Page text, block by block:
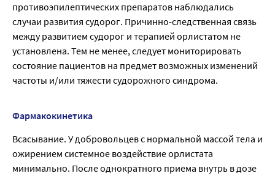
противоэпилептических препаратов наблюдались
случаи развития судорог. Причинно-следственная связь
между развитием судорог и терапией орлистатом не
установлена. Тем не менее, следует мониторировать
состояние пациентов на предмет возможных изменений
частоты и/или тяжести судорожного синдрома.
Фармакокинетика
Всасывание. У добровольцев с нормальной массой тела и
ожирением системное воздействие орлистата
минимально. После однократного приема внутрь в дозе